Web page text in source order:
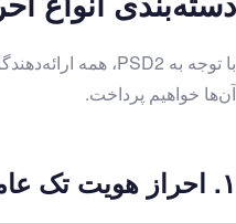
کارگروه‌ها
کارگروه طراحی راهبردی
کارگروه راهکارهای دیجیتال
Linkedin
Instagram
آن‌ها خواهیم پرداخت.
۱. احراز هویت تک عاملی (Single-Factor Authentication)